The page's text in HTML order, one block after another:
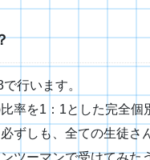
行います。
率を1：1とした完全個
ずしも、全ての生徒さ
ツーマンで受けてみた